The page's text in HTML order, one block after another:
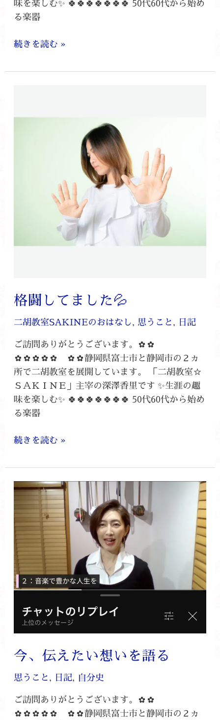
味を楽しむ✨ 🍀🍀🍀🍀🍀🍀🍀 50代60代から始め
る楽器
続きを読む »
格闘してました💦
二胡教室SAKINEのおはなし, 思うこと, 日記
ご訪問ありがとうございます。✿✿
✿✿✿✿✿ ✿✿静岡県富士市と静岡市の２ヵ
所で二胡教室を展開しています。 「二胡教室☆
ＳＡＫＩＮＥ」主宰の深澤香里です ✨生涯の趣
味を楽しむ✨ 🍀🍀🍀🍀🍀🍀🍀 50代60代から始め
る楽器
し
続きを読む »
今、伝えたい想いを語る
思うこと, 日記, 自分史
ご訪問ありがとうございます。✿✿
✿✿✿✿✿ ✿✿静岡県富士市と静岡市の２ヵ
今、
伝
え
た
い
想
い
を